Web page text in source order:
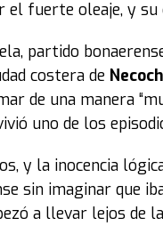
el fuerte oleaje, y
partido
costera de
de una manera
uno de los
y la inocencia
sin imaginar que
a llevar lejos de